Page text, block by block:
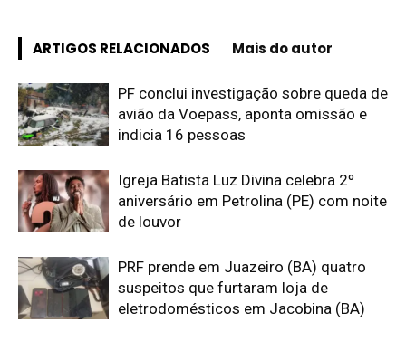
ARTIGOS RELACIONADOS Mais do autor
PF conclui investigação sobre queda de
avião da Voepass, aponta omissão e
indicia 16 pessoas
Igreja Batista Luz Divina celebra 2º
aniversário em Petrolina (PE) com noite
de louvor
PRF prende em Juazeiro (BA) quatro
suspeitos que furtaram loja de
eletrodomésticos em Jacobina (BA)